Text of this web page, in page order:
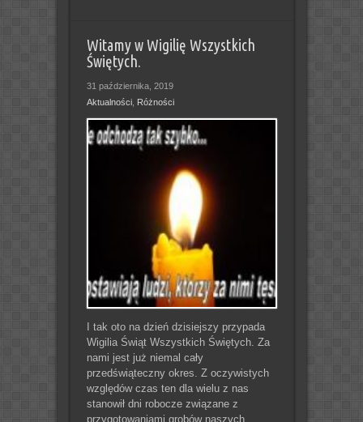
Witamy w Wigilię Wszystkich
Świętych.
31 października, 2019
Aktualności, Różności
I tak oto na dzień dzisiejszy przypada
Wigilia Świąt Wszystkich Świętych. Za
nami jest już niemal cały
przedświąteczny okres. Z oczywistych
względów czas ten dla wielu z nas
stanowił dni robocze związane z
przygotowaniami grobów naszych